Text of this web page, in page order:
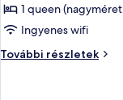
Superior
szoba
kétszemélyes
vagy
1 queen
Ingyenes wifi
További részletek
Superior